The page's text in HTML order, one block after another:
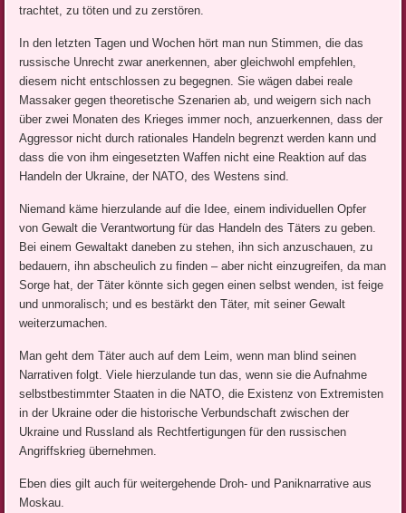
trachtet, zu töten und zu zerstören.
In den letzten Tagen und Wochen hört man nun Stimmen, die das
russische Unrecht zwar anerkennen, aber gleichwohl empfehlen,
diesem nicht entschlossen zu begegnen. Sie wägen dabei reale
Massaker gegen theoretische Szenarien ab, und weigern sich nach
über zwei Monaten des Krieges immer noch, anzuerkennen, dass der
Aggressor nicht durch rationales Handeln begrenzt werden kann und
dass die von ihm eingesetzten Waffen nicht eine Reaktion auf das
Handeln der Ukraine, der NATO, des Westens sind.
Niemand käme hierzulande auf die Idee, einem individuellen Opfer
von Gewalt die Verantwortung für das Handeln des Täters zu geben.
Bei einem Gewaltakt daneben zu stehen, ihn sich anzuschauen, zu
bedauern, ihn abscheulich zu finden – aber nicht einzugreifen, da man
Sorge hat, der Täter könnte sich gegen einen selbst wenden, ist feige
und unmoralisch; und es bestärkt den Täter, mit seiner Gewalt
weiterzumachen.
Man geht dem Täter auch auf dem Leim, wenn man blind seinen
Narrativen folgt. Viele hierzulande tun das, wenn sie die Aufnahme
selbstbestimmter Staaten in die NATO, die Existenz von Extremisten
in der Ukraine oder die historische Verbundschaft zwischen der
Ukraine und Russland als Rechtfertigungen für den russischen
Angriffskrieg übernehmen.
Eben dies gilt auch für weitergehende Droh- und Paniknarrative aus
Moskau.